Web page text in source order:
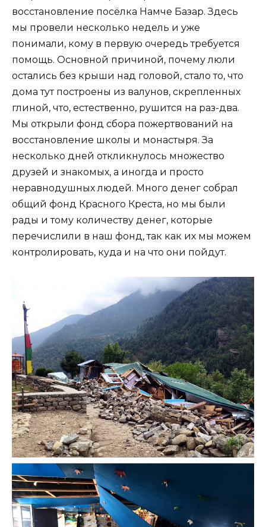
восстановление посёлка Намче Базар. Здесь
мы провели несколько недель и уже
понимали, кому в первую очередь требуется
помощь. Основной причиной, почему люли
остались без крыши над головой, стало то, что
дома тут построены из валунов, скрепленных
глиной, что, естественно, рушится на раз-два.
Мы открыли фонд сбора пожертвований на
восстановление школы и монастыря. За
несколько дней откликнулось множество
друзей и знакомых, а иногда и просто
неравнодушных людей. Много денег собрал
общий фонд Красного Креста, но мы были
рады и тому количеству денег, которые
перечислили в наш фонд, так как их мы можем
контролировать, куда и на что они пойдут.